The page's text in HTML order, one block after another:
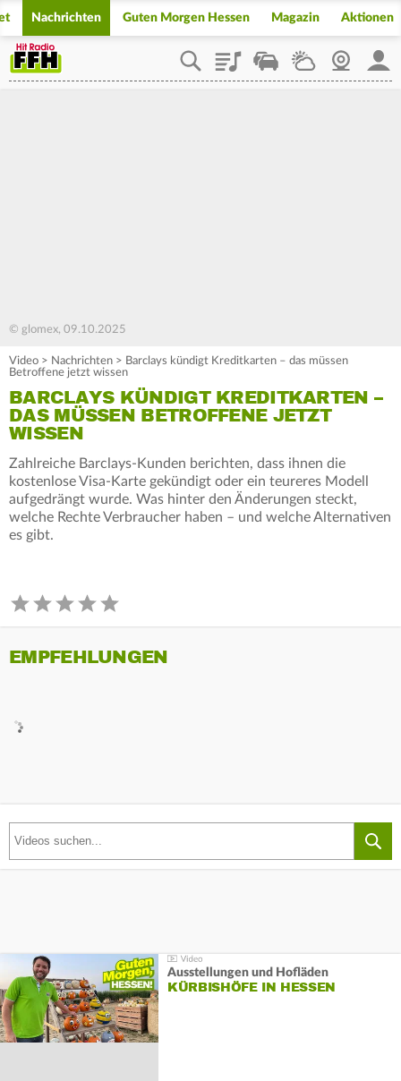
Nachrichten Guten Morgen Hessen Magazin Aktionen
PlaylistStaupilotWetterWebcam
© glomex, 09.10.2025
Video > Nachrichten > Barclays kündigt Kreditkarten – das müssen
Betroffene jetzt wissen
BARCLAYS KÜNDIGT KREDITKARTEN –
DAS MÜSSEN BETROFFENE JETZT
WISSEN
Zahlreiche Barclays-Kunden berichten, dass ihnen die
kostenlose Visa-Karte gekündigt oder ein teureres Modell
aufgedrängt wurde. Was hinter den Änderungen steckt,
welche Rechte Verbraucher haben – und welche Alternativen
es gibt.
EMPFEHLUNGEN
Ausstellungen und Hofläden
KÜRBISHÖFE IN HESSEN